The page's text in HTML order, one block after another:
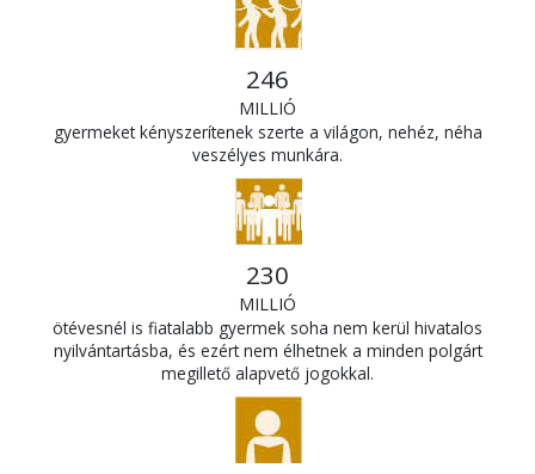
246
MILLIÓ
gyermeket kényszerítenek szerte a világon, nehéz, néha
veszélyes munkára.
230
MILLIÓ
ötévesnél is fiatalabb gyermek soha nem kerül hivatalos
nyilvántartásba, és ezért nem élhetnek a minden polgárt
megillető alapvető jogokkal.